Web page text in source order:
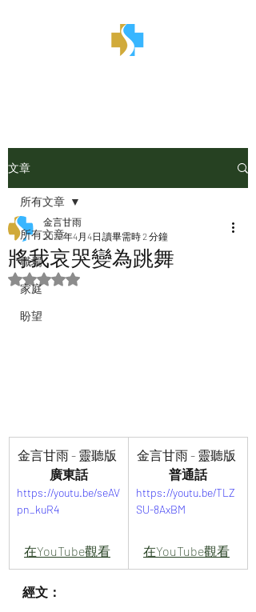
文章
所有文章
職場
家庭
盼望
所有文章
將我哀哭變為跳舞
金言甘雨
2022年4月4日 讀畢需時 2 分鐘
評等為 NaN（最高為 5 顆星）。
金言甘雨 - 靈聽版
廣東話
https://youtu.be/seAV
pn_kuR4
在YouTube觀看
金言甘雨 - 靈聽版
普通話
https://youtu.be/TLZ
SU-8AxBM
在YouTube觀看
經文：